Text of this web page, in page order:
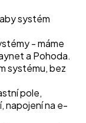
systém
- máme
a Pohoda.
systému, bez
pole,
napojení na e-